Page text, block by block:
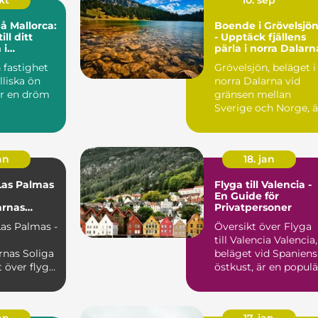
Mallorca:
ditt
i
fastighet
ön
en dröm
Boende i Grövelsjön
- Upptäck fjällens
pärla i norra
Grövelsjön, beläget i
norra Dalarna vid
gränsen mellan
Sverige och Norge,
Palmas
Palmas -
Soliga
18. jan
Flyga till Valencia -
En Guide för
Privatpersoner
Översikt över Flyga
till Valencia Valencia,
beläget vid Spaniens
östkust, är en